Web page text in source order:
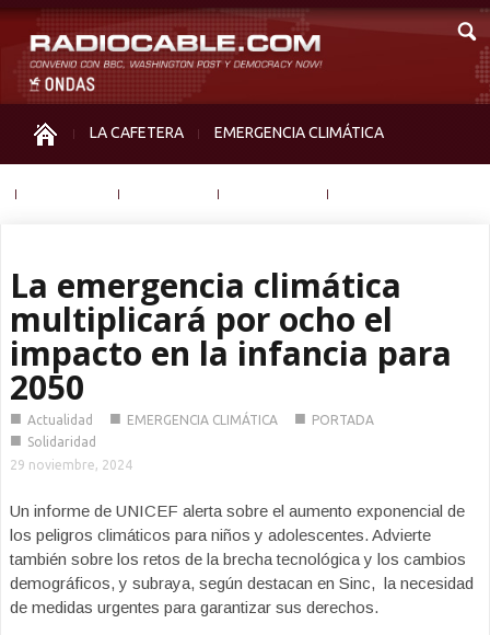
LA CAFETERA EMERGENCIA CLIMÁTICA
La emergencia climática
multiplicará por ocho el
impacto en la infancia para
2050
■ Actualidad ■ EMERGENCIA CLIMÁTICA ■ PORTADA
■ Solidaridad
29 noviembre, 2024
Un informe de UNICEF alerta sobre el aumento exponencial de
los peligros climáticos para niños y adolescentes. Advierte
también sobre los retos de la brecha tecnológica y los cambios
demográficos, y subraya, según destacan en Sinc, la necesidad
de medidas urgentes para garantizar sus derechos.